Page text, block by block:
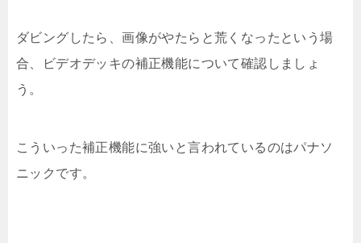
ダビングしたら、画像がやたらと荒くなったという場
合、ビデオデッキの補正機能について確認しましょ
う。
こういった補正機能に強いと言われているのはパナソ
ニックです。